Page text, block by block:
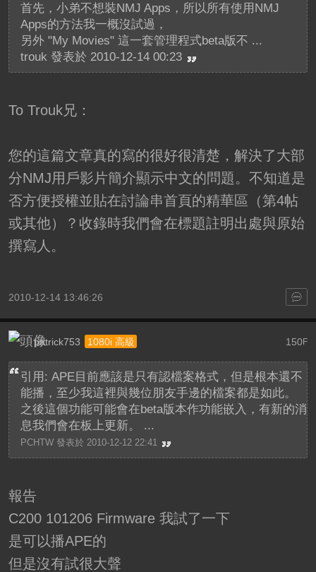
首先，小弟不想裝NMJ Apps，所以所有使用NMJ
Apps的方法我一概沒試過，
另外 "My Movies" 這一套管理程式beta版不 ...
trouk 發表於 2010-12-14 00:23
To Trouk兄：
您的這篇文章真的寫的很好很清楚，解決了大部
分NMJ用戶影片簡介顯示中文的問題。不知道是
否方便授權並貼在討論串首頁的精華區（第4帖
或其他）？收錄時我們會在標題註明出處與原始
撰寫人。
2010-12-14 13:46:26
150F
patrick753 1080i 高級
引用: APE目前應該是只有認檔案格式，但是根本還不
能播，至少我這裡與幾位朋友手邊的檔案都是如此。
之後這個功能可能會在beta版本作功能嵌入，有新的消
息我們會在板上更新。 ...
PCHTW 發表於 2010-12-12 22:41
報告
C200 101206 Firmware 我試了一下
是可以播APE的
但是沒有試很大聲